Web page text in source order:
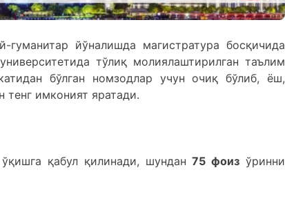
йўналишда магистратура босқичида
тўлиқ молиялаштирилган таълим
бўлган номзодлар учун очиқ бўлиб, ёш,
тенг имконият яратади.
ўқишга қабул қилинади, шундан75 фоиз ўринни